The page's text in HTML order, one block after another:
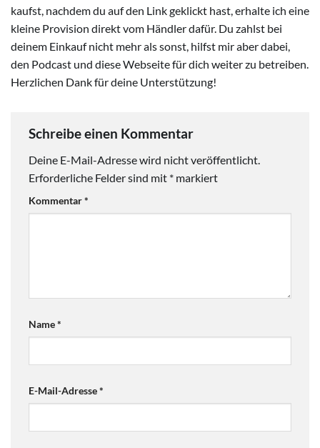
kaufst, nachdem du auf den Link geklickt hast, erhalte ich eine
kleine Provision direkt vom Händler dafür. Du zahlst bei
deinem Einkauf nicht mehr als sonst, hilfst mir aber dabei,
den Podcast und diese Webseite für dich weiter zu betreiben.
Herzlichen Dank für deine Unterstützung!
Schreibe einen Kommentar
Deine E-Mail-Adresse wird nicht veröffentlicht.
Erforderliche Felder sind mit * markiert
Kommentar*
Name*
E-Mail-Adresse*